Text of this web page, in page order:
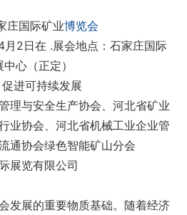
庄国际矿业博览会
月2日在 .展会地点：石家庄国际
心（正定）
进可持续发展
理与安全生产协会、河北省矿业
业协会、河北省机械工业企业管
通协会绿色智能矿山分会
展览有限公司
发展的重要物质基础。随着经济